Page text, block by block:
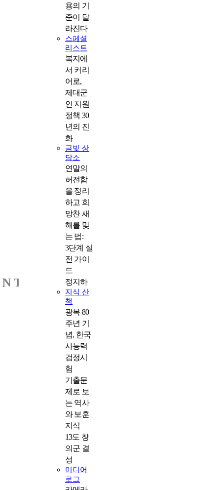
용의 기
준이 달
라진다
스페셜
리스트
복지에
서 커리
어로,
제대군
인 지원
정책 30
년의 진
화
금빛 상
담소
연말의
허전함
을 정리
하고 희
망찬 새
해를 맞
는 법:
3단계 실
전 가이
드
정지하
지식 산
책
광복 80
주년 기
념, 한국
사능력
검정시
험
기출문
제로 보
는 역사
와 보훈
지식
13도 창
의군 결
성
미디어
로그
T E R V I E W